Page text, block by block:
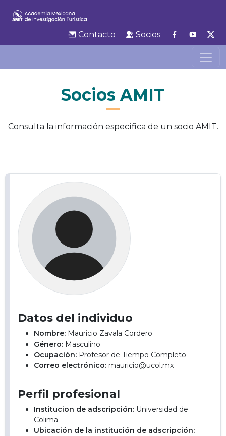
Contacto Socios
Socios AMIT
Consulta la información específica de un socio AMIT.
Datos del individuo
Nombre: Mauricio Zavala Cordero
Género: Masculino
Ocupación: Profesor de Tiempo Completo
Correo electrónico: mauricio@ucol.mx
Perfil profesional
Institucion de adscripción: Universidad de
Colima
Ubicación de la institución de adscripción: